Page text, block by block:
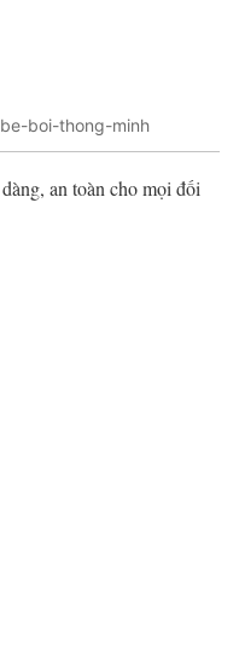
boi-thong-minh
an toàn cho mọi đối